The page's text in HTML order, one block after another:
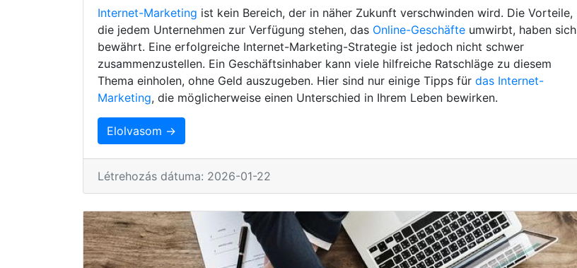
Internet-Marketing ist kein Bereich, der in näher Zukunft verschwinden wird. Die Vorteile,
die jedem Unternehmen zur Verfügung stehen, das Online-Geschäfte umwirbt, haben sich
bewährt. Eine erfolgreiche Internet-Marketing-Strategie ist jedoch nicht schwer
zusammenzustellen. Ein Geschäftsinhaber kann viele hilfreiche Ratschläge zu diesem
Thema einholen, ohne Geld auszugeben. Hier sind nur einige Tipps für das Internet-
Marketing, die möglicherweise einen Unterschied in Ihrem Leben bewirken.
Elolvasom →
Létrehozás dátuma: 2026-01-22